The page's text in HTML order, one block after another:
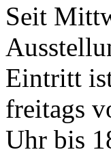
Seit
Eintritt
freitags
Uhr bis